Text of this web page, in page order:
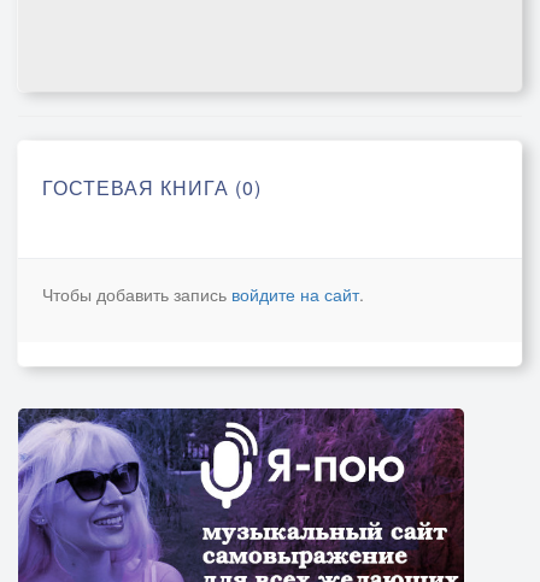
ГОСТЕВАЯ КНИГА (0)
Чтобы добавить запись войдите на сайт.